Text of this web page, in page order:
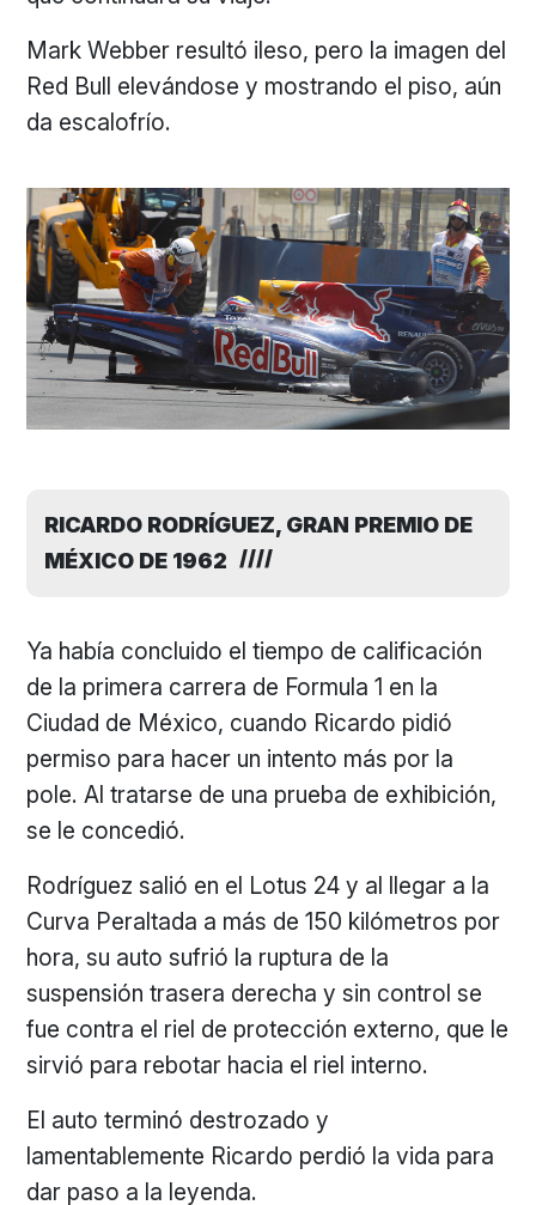
Mark Webber resultó ileso, pero la imagen del
Red Bull elevándose y mostrando el piso, aún
da escalofrío.
RICARDO RODRÍGUEZ, GRAN PREMIO DE
MÉXICO DE 1962
Ya había concluido el tiempo de calificación
de la primera carrera de Formula 1 en la
Ciudad de México, cuando Ricardo pidió
permiso para hacer un intento más por la
pole. Al tratarse de una prueba de exhibición,
se le concedió.
Rodríguez salió en el Lotus 24 y al llegar a la
Curva Peraltada a más de 150 kilómetros por
hora, su auto sufrió la ruptura de la
suspensión trasera derecha y sin control se
fue contra el riel de protección externo, que le
sirvió para rebotar hacia el riel interno.
El auto terminó destrozado y
lamentablemente Ricardo perdió la vida para
dar paso a la leyenda.